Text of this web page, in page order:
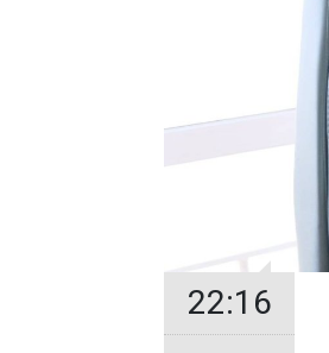
22:16